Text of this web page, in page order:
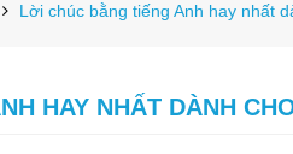
Lời chúc bằng tiếng Anh hay nhất
HAY NHẤT DÀNH